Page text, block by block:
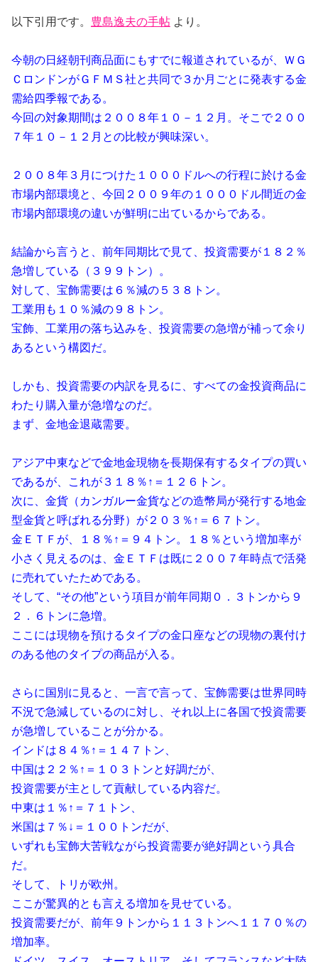
以下引用です。 豊島逸夫の手帖 より。
今朝の日経朝刊商品面にもすでに報道されているが、ＷＧ
ＣロンドンがＧＦＭＳ社と共同で３か月ごとに発表する金
需給四季報である。
今回の対象期間は２００８年１０－１２月。そこで２００
７年１０－１２月との比較が興味深い。
２００８年３月につけた１０００ドルへの行程に於ける金
市場内部環境と、今回２００９年の１０００ドル間近の金
市場内部環境の違いが鮮明に出ているからである。
結論から言うと、前年同期比で見て、投資需要が１８２％
急増している（３９９トン）。
対して、宝飾需要は６％減の５３８トン。
工業用も１０％減の９８トン。
宝飾、工業用の落ち込みを、投資需要の急増が補って余り
あるという構図だ。
しかも、投資需要の内訳を見るに、すべての金投資商品に
わたり購入量が急増なのだ。
まず、金地金退蔵需要。
アジア中東などで金地金現物を長期保有するタイプの買い
であるが、これが３１８％↑＝１２６トン。
次に、金貨（カンガルー金貨などの造幣局が発行する地金
型金貨と呼ばれる分野）が２０３％↑＝６７トン。
金ＥＴＦが、１８％↑＝９４トン。１８％という増加率が
小さく見えるのは、金ＥＴＦは既に２００７年時点で活発
に売れていたためである。
そして、“その他”という項目が前年同期０．３トンから９
２．６トンに急増。
ここには現物を預けるタイプの金口座などの現物の裏付け
のある他のタイプの商品が入る。
さらに国別に見ると、一言で言って、宝飾需要は世界同時
不況で急減しているのに対し、それ以上に各国で投資需要
が急増していることが分かる。
インドは８４％↑＝１４７トン、
中国は２２％↑＝１０３トンと好調だが、
投資需要が主として貢献している内容だ。
中東は１％↑＝７１トン、
米国は７％↓＝１００トンだが、
いずれも宝飾大苦戦ながら投資需要が絶好調という具合
だ。
そして、トリが欧州。
ここが驚異的とも言える増加を見せている。
投資需要だが、前年９トンから１１３トンへ１１７０％の
増加率。